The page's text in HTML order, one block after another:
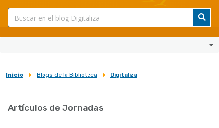
Sobrescribir
de
Inicio Blogs de la Biblioteca Digitaliza
Artículos de Jornadas